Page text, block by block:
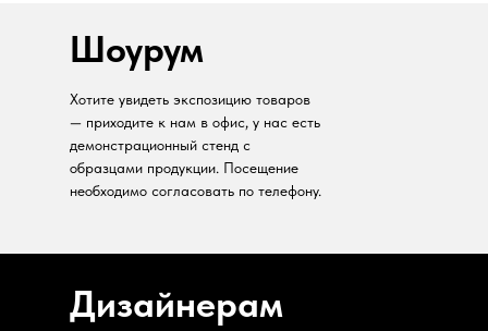
Шоурум
Хотите увидеть экспозицию товаров
— приходите к нам в офис, у нас есть
демонстрационный стенд с
образцами продукции. Посещение
необходимо согласовать по телефону.
Дизайнерам